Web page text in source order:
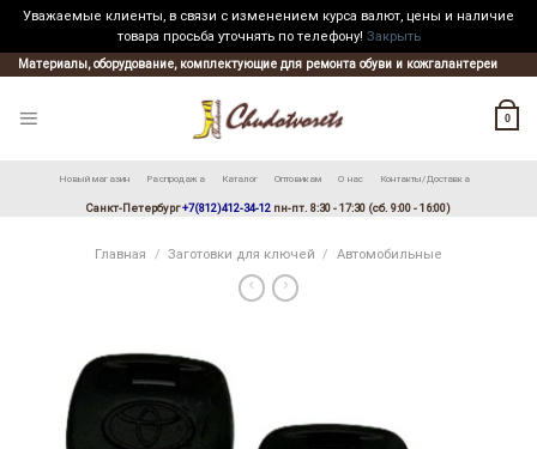
Уважаемые клиенты, в связи с изменением курса валют, цены и наличие
товара просьба уточнять по телефону! Закрыть
Skip
to
Материалы, оборудование, комплектующие для ремонта обуви и кожгалантереи
0
Новый магазин Распродажа Каталог Оптовикам О нас Контакты/Доставка
Санкт-Петербург+7(812)412-34-12 пн-пт. 8:30 - 17:30 (сб. 9:00 - 16:00)
Главная / Заготовки для ключей / Автомобильные